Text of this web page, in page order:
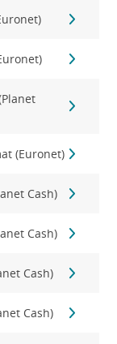
(Euronet)
Cash)
Cash)
Cash)
Cash)